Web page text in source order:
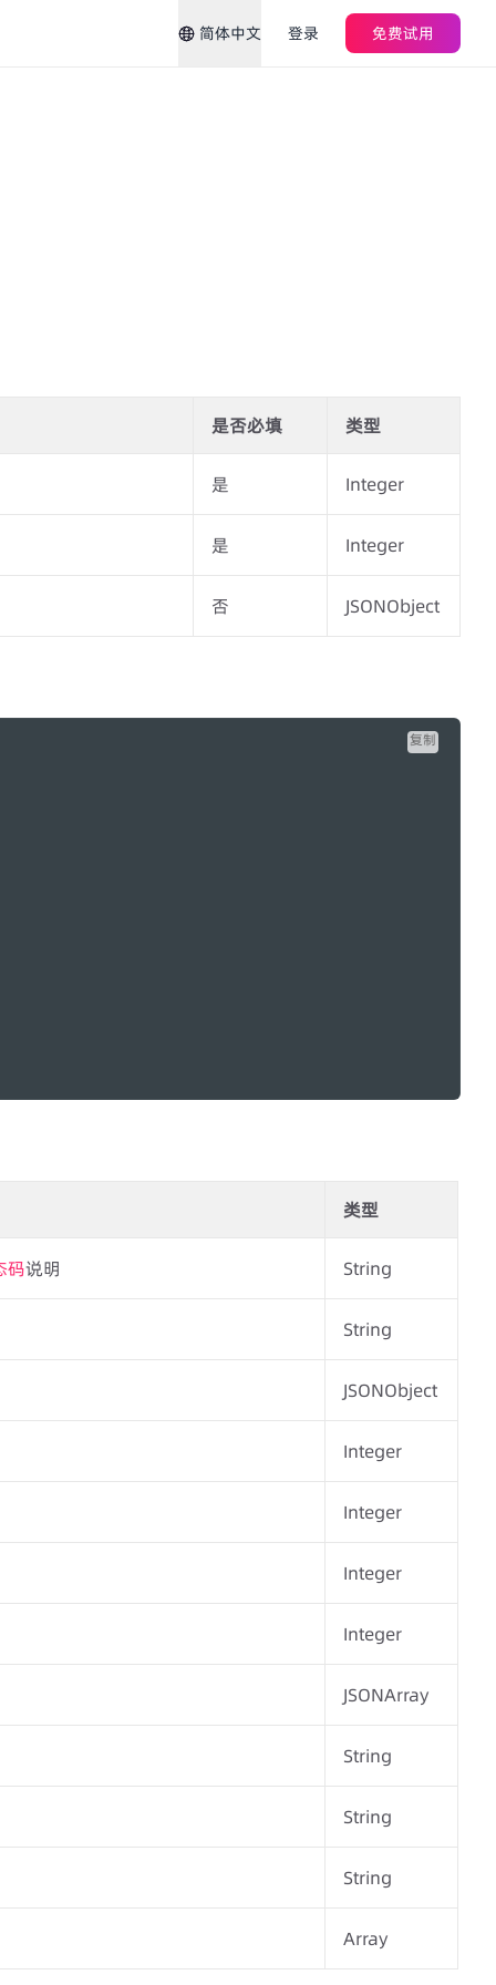
简体中文 登录 免费试用
是否必填 类型
是 Integer
是 Integer
否 JSONObject
复制
类型
码说明 String
String
JSONObject
Integer
Integer
Integer
Integer
JSONArray
String
String
String
Array